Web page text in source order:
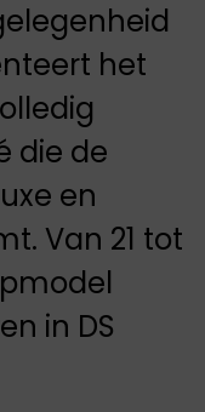
het
die de
en
Van 21 tot
in DS